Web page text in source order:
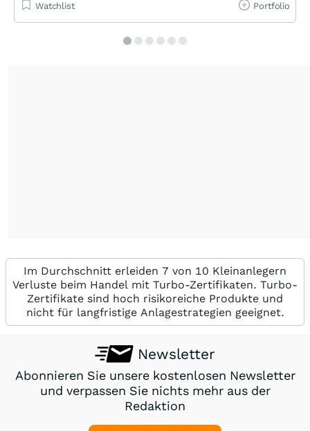
Watchlist Portfolio
Im Durchschnitt erleiden 7 von 10 Kleinanlegern
Verluste beim Handel mit Turbo-Zertifikaten. Turbo-
Zertifikate sind hoch risikoreiche Produkte und
nicht für langfristige Anlagestrategien geeignet.
Newsletter
Abonnieren Sie unsere kostenlosen Newsletter
und verpassen Sie nichts mehr aus der
Redaktion